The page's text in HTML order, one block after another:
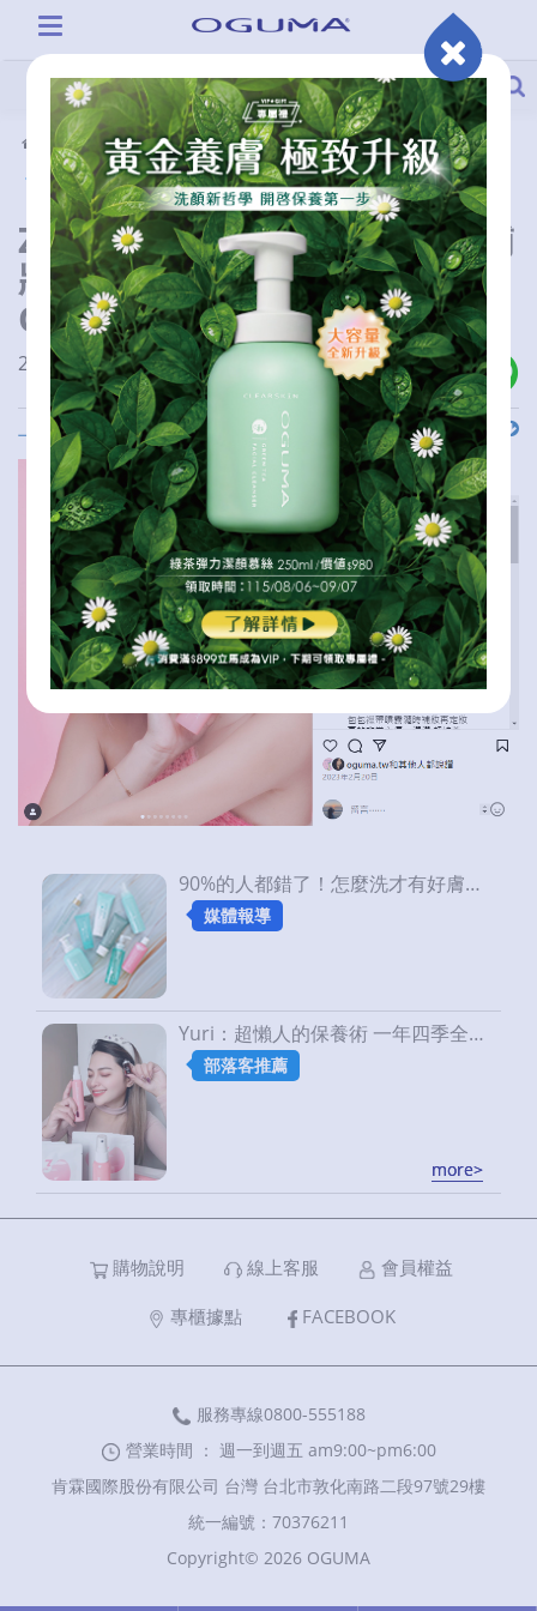
活動情報
部落客推薦
Zoe：包包裡帶天堂之泉隨時補
妝再定妝 真的非常方便～｜
OGUMA水美媒
2023-02-20 00:00:00
上一則 下一則
90%的人都錯了！怎麼洗才有好膚質？( • ̀ω•́ )
媒體報導
more>
Yuri：超懶人的保養術 一年四季全天候都可以噴一下｜OGUMA水美媒
部落客推薦
more>
購物說明 線上客服 會員權益
專櫃據點 FACEBOOK
服務專線0800-555188
營業時間 ： 週一到週五 am9:00~pm6:00
肯霖國際股份有限公司 台灣 台北市敦化南路二段97號29樓
統一編號：70376211
Copyright© 2026 OGUMA